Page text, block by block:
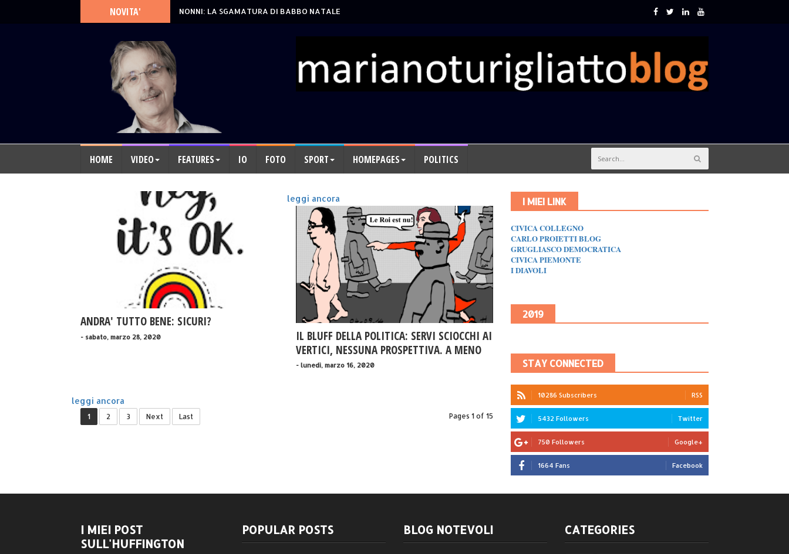
NOVITA' NONNI: LA SGAMATURA DI BABBO NATALE
HOME VIDEO FEATURES IO FOTO SPORT HOMEPAGES POLITICS
ANDRA' TUTTO BENE: SICURI?
- sabato, marzo 28, 2020
leggi ancora
IL BLUFF DELLA POLITICA: SERVI SCIOCCHI AI
VERTICI, NESSUNA PROSPETTIVA. A MENO
CHE...
- lunedì, marzo 16, 2020
leggi ancora
Pages 1 of 15
1 2 3 Next Last
I MIEI LINK
CIVICA COLLEGNO
CARLO PROIETTI BLOG
GRUGLIASCO DEMOCRATICA
CIVICA PIEMONTE
I DIAVOLI
2019
STAY CONNECTED
10286 Subscribers RSS
5432 Followers Twitter
750 Followers Google+
1664 Fans Facebook
I MIEI POST
SULL'HUFFINGTON
POPULAR POSTS BLOG NOTEVOLI CATEGORIES